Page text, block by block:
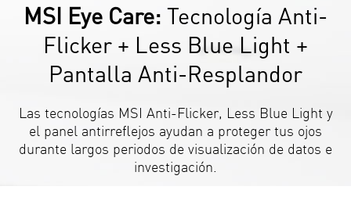
MSI Eye Care: Tecnología Anti-
Flicker + Less Blue Light +
Pantalla Anti-Resplandor
Las tecnologías MSI Anti-Flicker, Less Blue Light y
el panel antirreflejos ayudan a proteger tus ojos
durante largos periodos de visualización de datos e
investigación.